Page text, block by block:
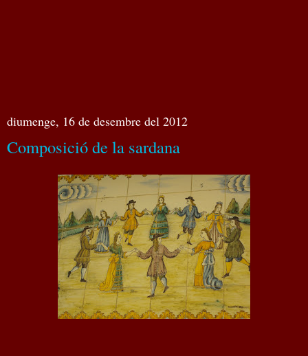
diumenge, 16 de desembre del 2012
Composició de la sardana